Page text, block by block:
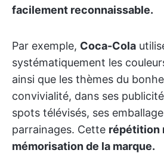
facilement reconnaissable.
Par exemple, Coca-Cola
systématiquement les
ainsi que les thèmes du
convivialité, dans ses
spots télévisés, ses
parrainages. Cette répétition
mémorisation de la marque.